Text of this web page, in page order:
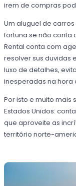
irem de compras
Um aluguel de
fortuna se não conta
Rental conta com
resolver sus duvidas
luxo de detalhes,
inesperadas na hora
Por isto e muito mais
Estados Unidos:
que aproveite as
território norte-